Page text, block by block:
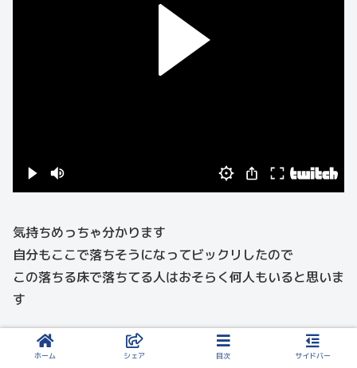
気持ちめっちゃ分かります
自分もここで落ちそうになってビックリしたので
この落ちる床で落ちてる人はおそらく何人もいると思いま
す
Twitch
Twitch is the world's leading video platform and
ホーム シェア 目次 サイドバー